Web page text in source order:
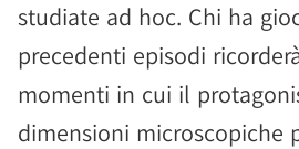
studiate ad hoc. Chi ha
precedenti episodi
momenti in cui il
dimensioni microscopiche